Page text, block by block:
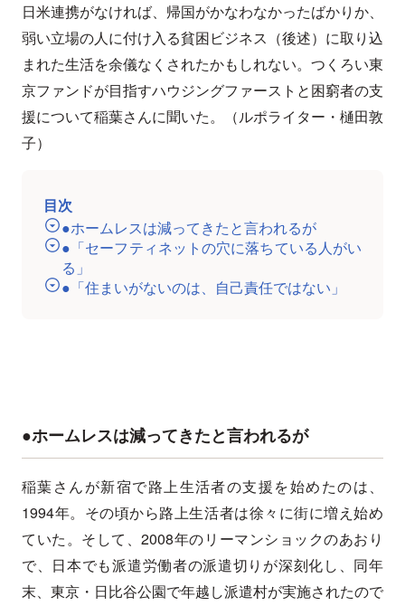
日米連携がなければ、帰国がかなわなかったばかりか、
弱い立場の人に付け入る貧困ビジネス（後述）に取り込
まれた生活を余儀なくされたかもしれない。つくろい東
京ファンドが目指すハウジングファーストと困窮者の支
援について稲葉さんに聞いた。（ルポライター・樋田敦
子）
目次
●ホームレスは減ってきたと言われるが
●「セーフティネットの穴に落ちている人がい
る」
●「住まいがないのは、自己責任ではない」
●ホームレスは減ってきたと言われるが
稲葉さんが新宿で路上生活者の支援を始めたのは、
1994年。その頃から路上生活者は徐々に街に増え始め
ていた。そして、2008年のリーマンショックのあおり
で、日本でも派遣労働者の派遣切りが深刻化し、同年
末、東京・日比谷公園で年越し派遣村が実施されたので